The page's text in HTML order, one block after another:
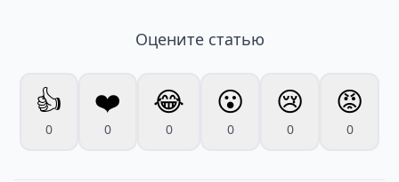
Оцените статью
👍
0
❤️
0
😂
0
😮
0
😢
0
😡
0